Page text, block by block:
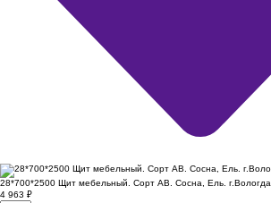
28*700*2500 Щит мебельный. Сорт АВ. Сосна, Ель. г.Вологда
4 963 ₽